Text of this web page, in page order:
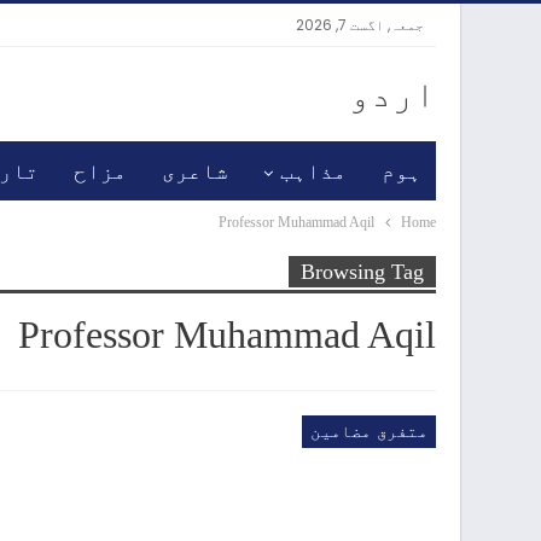
جمعہ, اگست 7, 2026
اردو
ہوم مذاہب شاعری مزاح
Home
Professor Muhammad Aqil
Browsing Tag
Professor Muhammad Aqil
متفرق مضامین